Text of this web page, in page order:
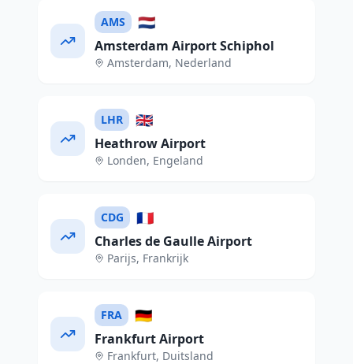
AMS 🇳🇱
Amsterdam Airport Schiphol
Amsterdam, Nederland
LHR 🇬🇧
Heathrow Airport
Londen, Engeland
CDG 🇫🇷
Charles de Gaulle Airport
Parijs, Frankrijk
FRA 🇩🇪
Frankfurt Airport
Frankfurt, Duitsland